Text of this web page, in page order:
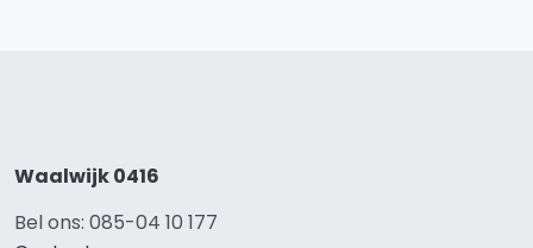
Waalwijk 0416
Bel ons: 085-04 10 177